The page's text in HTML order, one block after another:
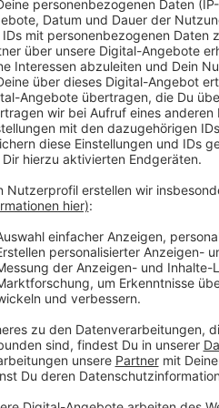
Noch in diesem
Parkett verlegt
wichtige
das Dach
geschlossen
teurer werden.
Anzeige
Anzeige